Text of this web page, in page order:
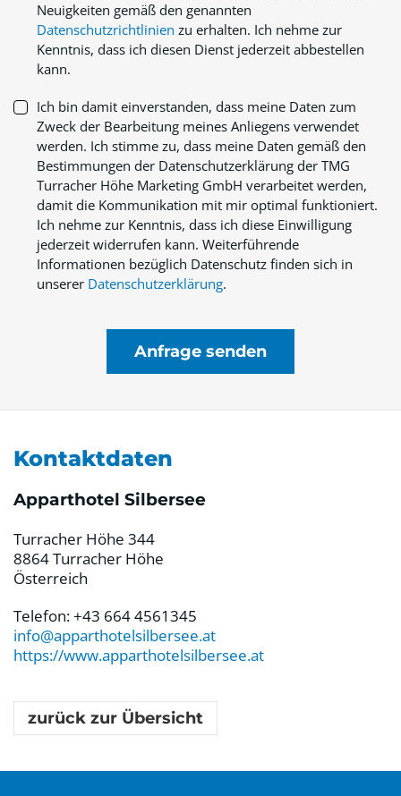
Neuigkeiten gemäß den genannten
Datenschutzrichtlinien zu erhalten. Ich nehme zur
Kenntnis, dass ich diesen Dienst jederzeit abbestellen
kann.
Ich bin damit einverstanden, dass meine Daten zum
Zweck der Bearbeitung meines Anliegens verwendet
werden. Ich stimme zu, dass meine Daten gemäß den
Bestimmungen der Datenschutzerklärung der TMG
Turracher Höhe Marketing GmbH verarbeitet werden,
damit die Kommunikation mit mir optimal funktioniert.
Ich nehme zur Kenntnis, dass ich diese Einwilligung
jederzeit widerrufen kann. Weiterführende
Informationen bezüglich Datenschutz finden sich in
unserer Datenschutzerklärung.
Anfrage senden
Kontaktdaten
Apparthotel Silbersee
Turracher Höhe 344
8864 Turracher Höhe
Österreich
Telefon: +43 664 4561345
info@apparthotelsilbersee.at
https://www.apparthotelsilbersee.at
zurück zur Übersicht